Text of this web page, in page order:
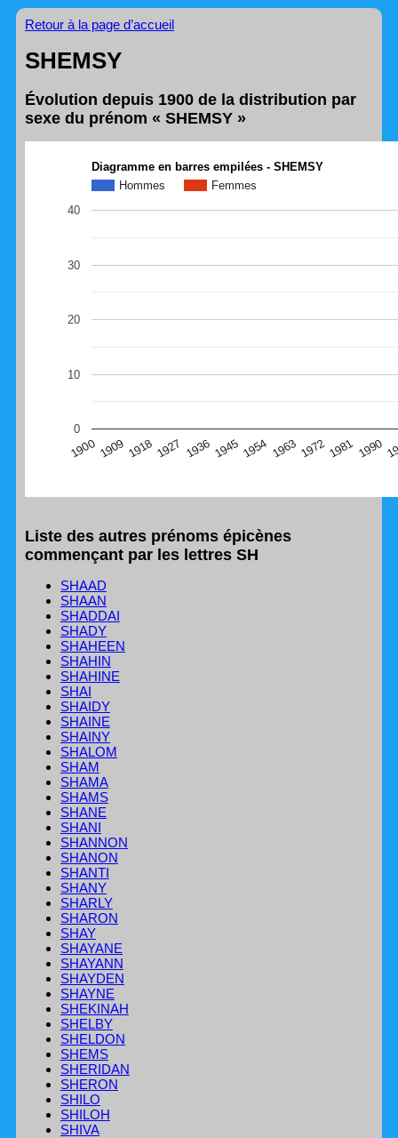
Retour à la page d’accueil
SHEMSY
Évolution depuis 1900 de la distribution par
sexe du prénom « SHEMSY »
Diagramme en barres empilées - SHEMSY
Hommes
Femmes
1900 1909 1918 1927 1936 1945 1954 1963 19721981 1990
0
10
20
30
40
navigateur Safari en ce moment)
Liste des autres prénoms épicènes
commençant par les lettres SH
SHAAD
SHAAN
SHADDAI
SHADY
SHAHEEN
SHAHIN
SHAHINE
SHAI
SHAIDY
SHAINE
SHAINY
SHALOM
SHAM
SHAMA
SHAMS
SHANE
SHANI
SHANNON
SHANON
SHANTI
SHANY
SHARLY
SHARON
SHAY
SHAYANE
SHAYANN
SHAYDEN
SHAYNE
SHEKINAH
SHELBY
SHELDON
SHEMS
SHERIDAN
SHERON
SHILO
SHILOH
SHIVA